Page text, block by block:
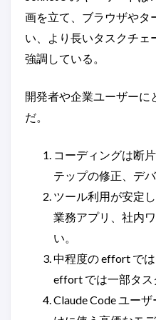
画を立て、ブラウザやタ
い、より長いタスクチェ
強調している。
開発者や企業ユーザーに
だ。
コーディングは断
テップの修正、デ
ツール利用が安定
業務アプリ、社内
い。
中程度の effort で
effort では一部タス
Claude Code ユー